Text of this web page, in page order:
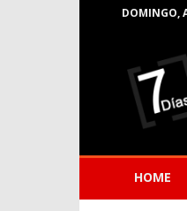
DOMINGO,
Noticias
de
HOME